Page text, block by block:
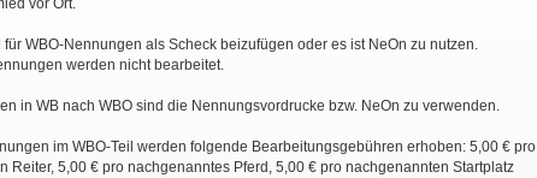
vor Ort.
für WBO-Nennungen als Scheck beizufügen oder es ist NeOn zu nutzen.
werden nicht bearbeitet.
in WB nach WBO sind die Nennungsvordrucke bzw. NeOn zu verwenden.
im WBO-Teil werden folgende Bearbeitungsgebühren erhoben: 5,00 € pro
Reiter, 5,00 € pro nachgenanntes Pferd, 5,00 € pro nachgenannten Startplatz